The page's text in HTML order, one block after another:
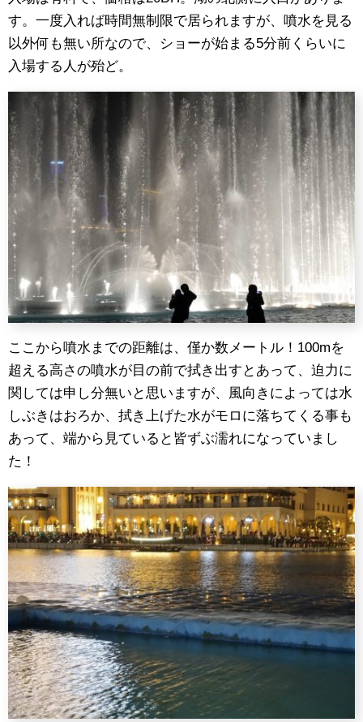
す。一度入れば時間無制限で居られますが、噴水を見る
以外何も無い所なので、ショーが始まる5分前くらいに
入場する人が殆ど。
ここから噴水までの距離は、僅か数メートル！100mを
超える高さの噴水が目の前で拭き出すとあって、迫力に
関しては申し分無いと思いますが、風向きによっては水
しぶきはおろか、拭き上げた水がモロに落ちてくる事も
あって、端から見ていると皆ずぶ濡れになっていまし
た！